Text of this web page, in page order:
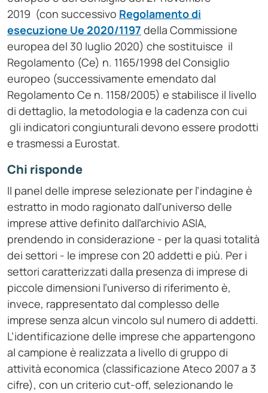
2019 (con successivo Regolamento di
esecuzione Ue 2020/1197 della Commissione
europea del 30 luglio 2020) che sostituisce il
Regolamento (Ce) n. 1165/1998 del Consiglio
europeo (successivamente emendato dal
Regolamento Ce n. 1158/2005) e stabilisce il livello
di dettaglio, la metodologia e la cadenza con cui
gli indicatori congiunturali devono essere prodotti
e trasmessi a Eurostat.
Chi risponde
Il panel delle imprese selezionate per l’indagine è
estratto in modo ragionato dall'universo delle
imprese attive definito dall’archivio ASIA,
prendendo in considerazione - per la quasi totalità
dei settori - le imprese con 20 addetti e più. Per i
settori caratterizzati dalla presenza di imprese di
piccole dimensioni l’universo di riferimento è,
invece, rappresentato dal complesso delle
imprese senza alcun vincolo sul numero di addetti.
L’identificazione delle imprese che appartengono
al campione è realizzata a livello di gruppo di
attività economica (classificazione Ateco 2007 a 3
cifre), con un criterio cut-off, selezionando le